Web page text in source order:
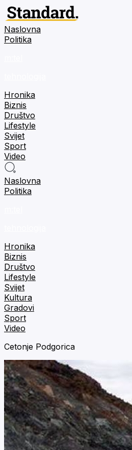
Naslovna
Politika
Hronika
Biznis
Društvo
Lifestyle
Svijet
Sport
Video
Naslovna
Politika
Hronika
Biznis
Društvo
Lifestyle
Svijet
Kultura
Gradovi
Sport
Video
Cetonje Podgorica